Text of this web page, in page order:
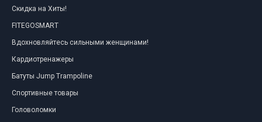
Скидка на Хиты!
FITEGOSMART
Вдохновляйтесь сильными женщинами!
Кардиотренажеры
Батуты Jump Trampoline
Спортивные товары
Головоломки